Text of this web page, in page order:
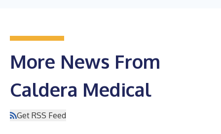
More News From
Caldera Medical
Get RSS Feed